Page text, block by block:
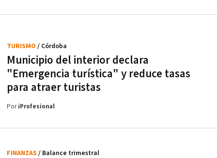
Municipio del interior declara
"Emergencia turística" y reduce tasas
para atraer turistas
TURISMO / Córdoba
PoriProfesional
FINANZAS / Balance trimestral